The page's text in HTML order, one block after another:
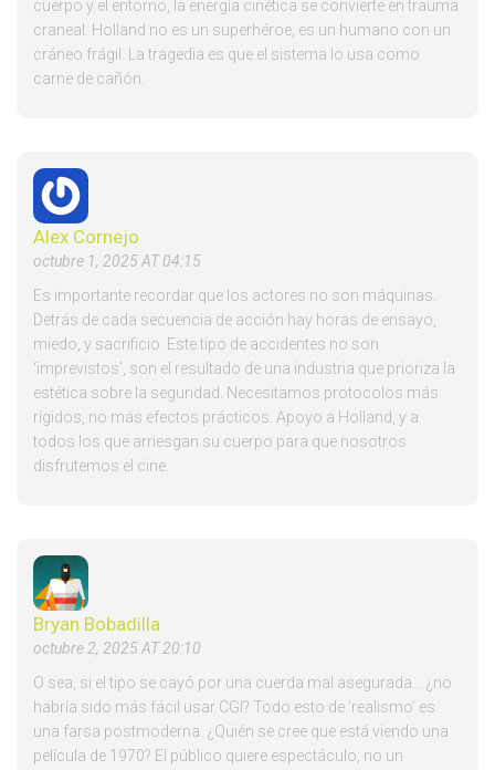
cuerpo y el entorno, la energía cinética se convierte en trauma
craneal. Holland no es un superhéroe, es un humano con un
cráneo frágil. La tragedia es que el sistema lo usa como
carne de cañón.
Alex Cornejo
octubre 1, 2025 AT 04:15
Es importante recordar que los actores no son máquinas.
Detrás de cada secuencia de acción hay horas de ensayo,
miedo, y sacrificio. Este tipo de accidentes no son
‘imprevistos’, son el resultado de una industria que prioriza la
estética sobre la seguridad. Necesitamos protocolos más
rígidos, no más efectos prácticos. Apoyo a Holland, y a
todos los que arriesgan su cuerpo para que nosotros
disfrutemos el cine.
Bryan Bobadilla
octubre 2, 2025 AT 20:10
O sea, si el tipo se cayó por una cuerda mal asegurada… ¿no
habría sido más fácil usar CGI? Todo esto de ‘realismo’ es
una farsa postmoderna. ¿Quién se cree que está viendo una
película de 1970? El público quiere espectáculo, no un